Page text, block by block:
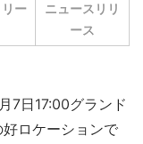
ー
ニュースリリ
ース
7日17:00グランド
ロケーションで